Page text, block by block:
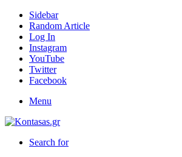
Sidebar
Random Article
Log In
Instagram
YouTube
Twitter
Facebook
Menu
Search for